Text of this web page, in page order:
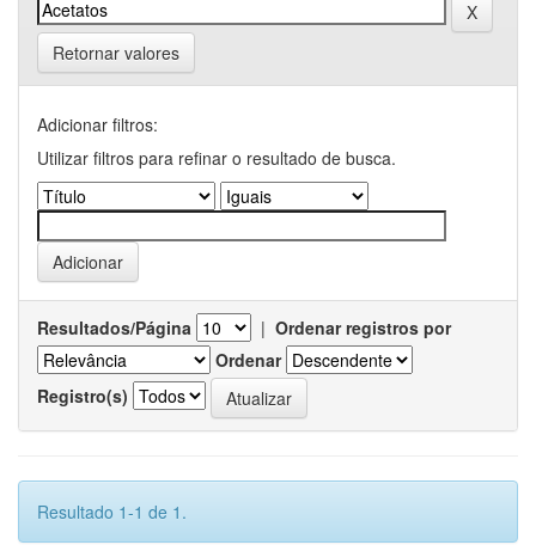
Retornar valores
Adicionar filtros:
Utilizar filtros para refinar o resultado de busca.
Resultados/Página | Ordenar registros por
Ordenar
Registro(s)
Resultado 1-1 de 1.